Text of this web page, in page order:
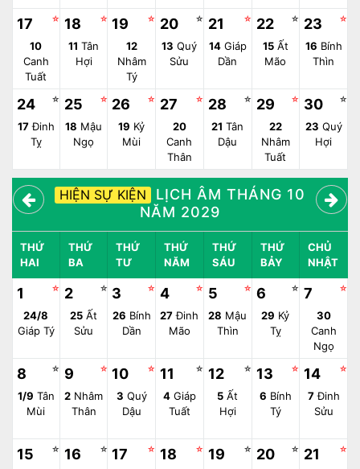
17 ☆
10
Canh
Tuất
18 ☆
11 Tân
Hợi
19 ☆
12
Nhâm
Tý
20 ☆
13 Quý
Sửu
21 ☆
14Giáp
Dần
22 ☆
15Ất
Mão
23 ☆
16 Bính
Thìn
24 ☆
17Đinh
Tỵ
25 ☆
18 Mậu
Ngọ
26 ☆
19 Kỷ
Mùi
27 ☆
20
Canh
Thân
28 ☆
21 Tân
Dậu
29 ☆
22
Nhâm
Tuất
30 ☆
23 Quý
Hợi
HIỆN SỰ KIỆN
LỊCH ÂM THÁNG 10
NĂM 2029
THỨ
HAI
THỨ
BA
THỨ
TƯ
THỨ
NĂM
THỨ
SÁU
THỨ
BẢY
CHỦ
NHẬT
1 ☆
24/8
Giáp Tý
2 ☆
25 Ất
Sửu
3 ☆
26 Bính
Dần
4 ☆
27Đinh
Mão
5 ☆
28 Mậu
Thìn
6 ☆
29 Kỷ
Tỵ
7 ☆
30
Canh
Ngọ
8 ☆
1/9 Tân
Mùi
9 ☆
2 Nhâm
Thân
10 ☆
3 Quý
Dậu
11 ☆
4Giáp
Tuất
12 ☆
5 Ất
Hợi
13 ☆
6 Bính
Tý
14 ☆
7Đinh
Sửu
15 ☆ 16 ☆ 17 ☆ 18 ☆ 19 ☆ 20 ☆ 21 ☆